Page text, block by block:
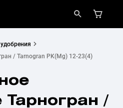
/ Tarnogran PK(Mg) 12-23(4)
Тарногран /